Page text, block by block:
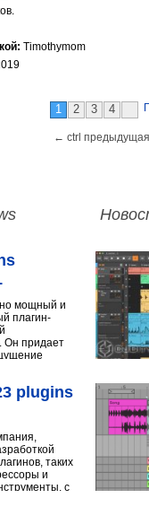
Timothymom
1 2 3 4
← ctrl
мощный и
плагин-
Он придает
plugins
таких
и
с